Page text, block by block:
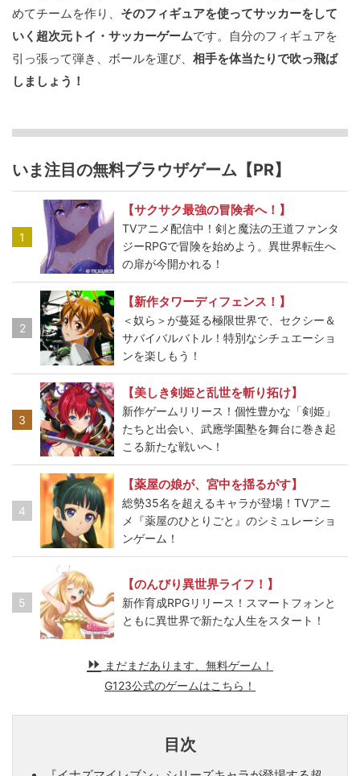
めてチームを作り、 そのフィギュアを使ってサッカーをして
いく超次元トイ・サッカーゲームです。自分のフィギュアを
引っ張って弾き、ボールを運び、 相手を体当たりで吹っ飛ば
しましょう！
いま注目の無料ブラウザゲーム【PR】
1
【サクサク最強の冒険者へ！】
TVアニメ配信中！剣と魔法の王道ファンタ
ジーRPGで冒険を始めよう。異世界転生へ
の扉が今開かれる！
2
【新作タワーディフェンス！】
＜奴ら＞が蔓延る極限世界で、セクシー＆
サバイバルバトル！特別なシチュエーショ
ンを楽しもう！
3
【美しき剣姫と乱世を斬り拓け】
新作ゲームリリース！個性豊かな「剣姫」
たちと出会い、武應学園塾を舞台に巻き起
こる新たな戦いへ！
4
【薬屋の娘が、宮中を揺るがす】
総勢35名を超えるキャラが登場！TVアニ
メ『薬屋のひとりごと』のシミュレーショ
ンゲーム！
5
【のんびり異世界ライフ！】
新作育成RPGリリース！スマートフォンと
ともに異世界で新たな人生をスタート！
まだまだあります、無料ゲーム！
G123公式のゲームはこちら！
目次